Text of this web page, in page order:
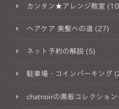
カンタン★アレンジ教室
ヘアケア 美髪への道 (27)
ネット予約の解説 (5)
駐車場・コインパーキング
chatnoirの黒板コレクショ